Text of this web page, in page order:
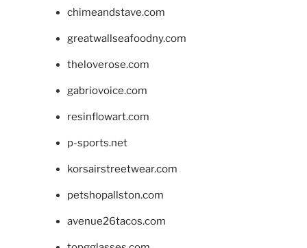
chimeandstave.com
greatwallseafoodny.com
theloverose.com
gabriovoice.com
resinflowart.com
p-sports.net
korsairstreetwear.com
petshopallston.com
avenue26tacos.com